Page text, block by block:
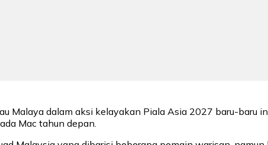
Malaya dalam aksi kelayakan Piala Asia 2027 baru-baru
Mac tahun depan.